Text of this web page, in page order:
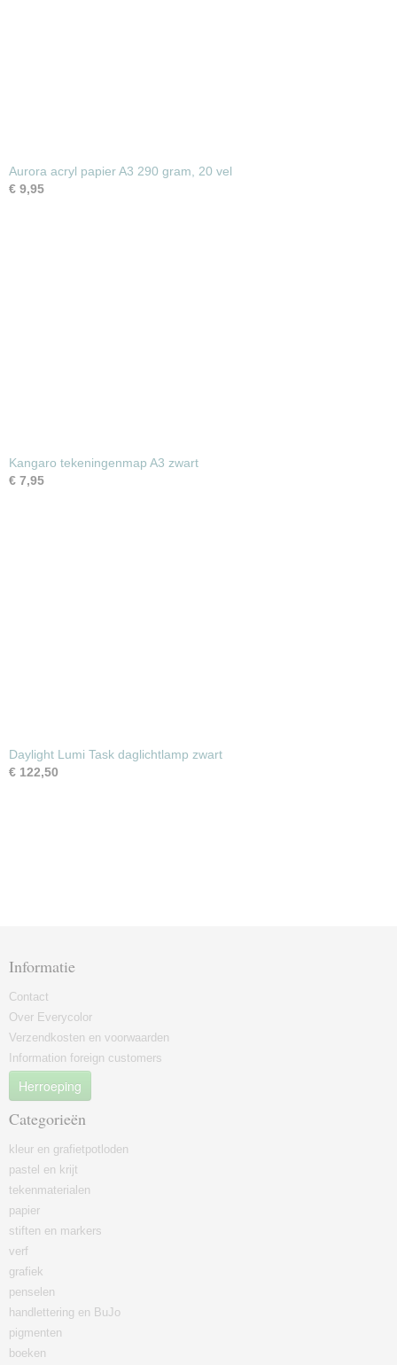
Aurora acryl papier A3 290 gram, 20 vel
€ 9,95
Kangaro tekeningenmap A3 zwart
€ 7,95
Daylight Lumi Task daglichtlamp zwart
€ 122,50
Informatie
Contact
Over Everycolor
Verzendkosten en voorwaarden
Information foreign customers
Herroeping
Categorieën
kleur en grafietpotloden
pastel en krijt
tekenmaterialen
papier
stiften en markers
verf
grafiek
penselen
handlettering en BuJo
pigmenten
boeken